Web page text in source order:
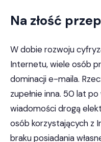
Na złość
W dobie rozwoju
Internetu, wiele osób
dominacji e-maila.
zupełnie inna. 50 lat
wiadomości drogą
osób korzystających z
braku posiadania